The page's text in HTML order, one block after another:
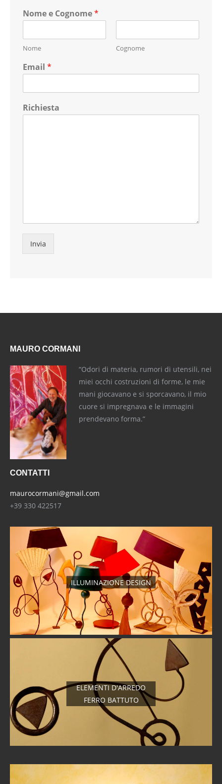
Nome e Cognome*
Nome Cognome
Email *
Richiesta
Invia
MAURO CORMANI
“Odori di materia, rumori di utensili, nei
miei occhi costruzioni di forme, le mie
mani giocavano e si sporcavano, il mio
cuore si impregnava e le immagini
prendevano forma.”
CONTATTI
maurocormani@gmail.com
+39 330 422517
ILLUMINAZIONE DESIGN
ELEMENTI D'ARREDO
FERRO BATTUTO